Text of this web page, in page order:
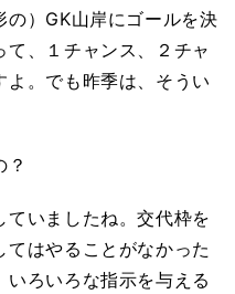
の）GK山岸にゴールを決
、１チャンス、２チャ
よ。でも昨季は、そうい
いましたね。交代枠を
はやることがなかった
ろいろな指示を与える